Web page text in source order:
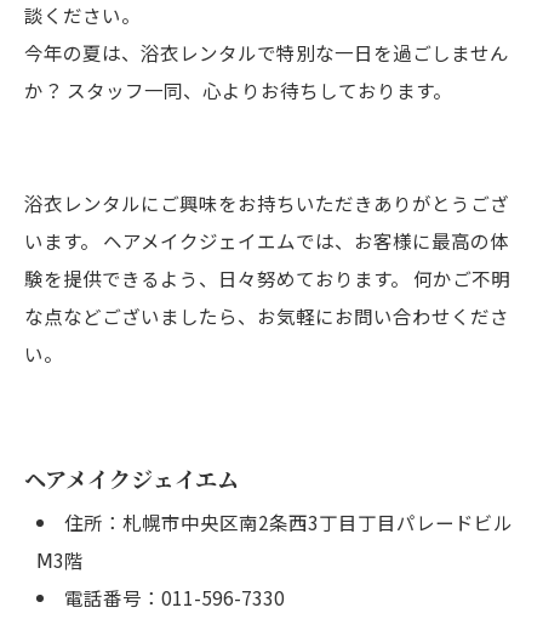
談ください。
今年の夏は、浴衣レンタルで特別な一日を過ごしません
か？ スタッフ一同、心よりお待ちしております。
浴衣レンタルにご興味をお持ちいただきありがとうござ
います。 ヘアメイクジェイエムでは、お客様に最高の体
験を提供できるよう、日々努めております。 何かご不明
な点などございましたら、お気軽にお問い合わせくださ
い。
ヘアメイクジェイエム
住所：札幌市中央区南2条西3丁目丁目パレードビル
Ⅿ3階
電話番号：011-596-7330